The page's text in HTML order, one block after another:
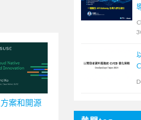
案和開源